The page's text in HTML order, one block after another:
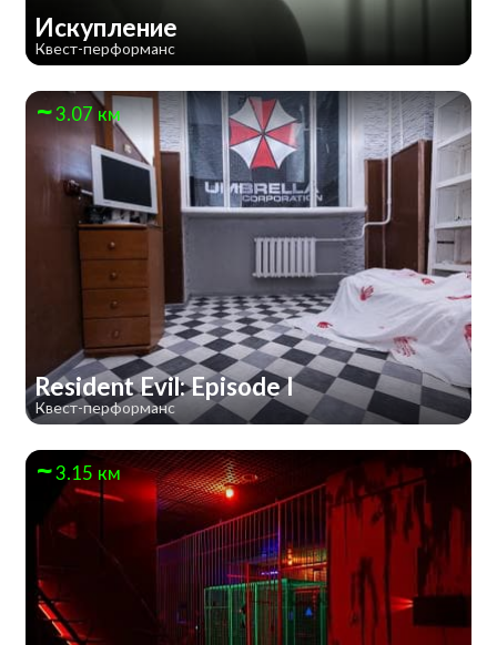
Искупление
Квест-перформанс
3.07 км
Resident Evil: Episode I
Квест-перформанс
3.15 км